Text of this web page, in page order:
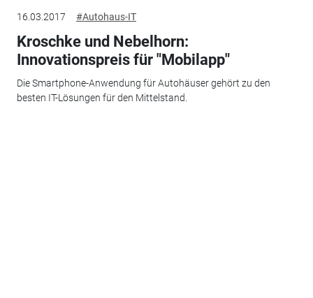
16.03.2017 #Autohaus-IT
Kroschke und Nebelhorn:
Innovationspreis für "Mobilapp"
Die Smartphone-Anwendung für Autohäuser gehört zu den
besten IT-Lösungen für den Mittelstand.